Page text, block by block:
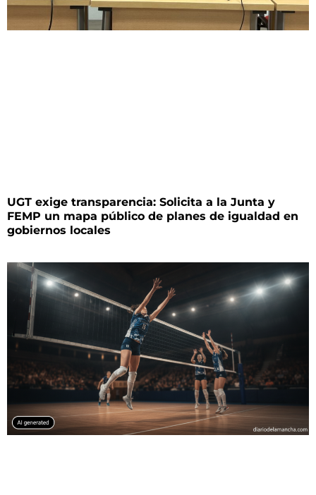
UGT exige transparencia: Solicita a la Junta y
FEMP un mapa público de planes de igualdad en
gobiernos locales